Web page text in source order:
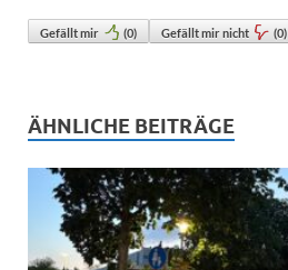
Gefällt mir (0) Gefällt mir nicht (0)
ÄHNLICHE BEITRÄGE